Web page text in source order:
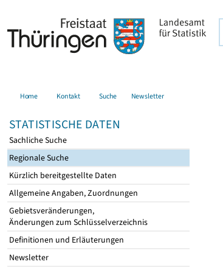
Home Kontakt Suche Newsletter
STATISTISCHE DATEN
Sachliche Suche
Regionale Suche
Kürzlich bereitgestellte Daten
Allgemeine Angaben, Zuordnungen
Gebietsveränderungen,
Änderungen zum Schlüsselverzeichnis
Definitionen und Erläuterungen
Newsletter